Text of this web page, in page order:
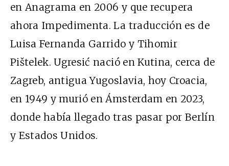
en Anagrama en 2006 y que recupera
ahora Impedimenta. La traducción es de
Luisa Fernanda Garrido y Tihomir
Pištelek. Ugresić nació en Kutina, cerca de
Zagreb, antigua Yugoslavia, hoy Croacia,
en 1949 y murió en Ámsterdam en 2023,
donde había llegado tras pasar por Berlín
y Estados Unidos.